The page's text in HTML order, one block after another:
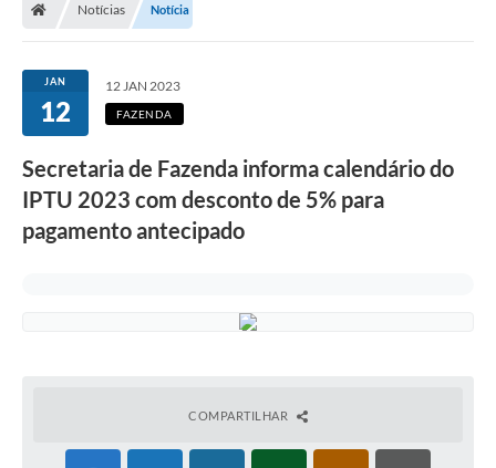
Notícias Notícia
JAN
12
12 JAN 2023
FAZENDA
Secretaria de Fazenda informa calendário do
IPTU 2023 com desconto de 5% para
pagamento antecipado
COMPARTILHAR